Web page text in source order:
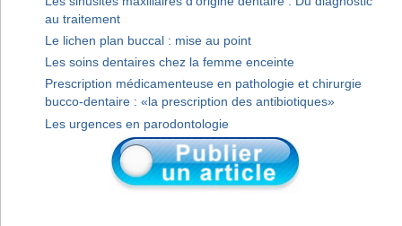
au traitement
Le lichen plan buccal : mise au point
Les soins dentaires chez la femme enceinte
Prescription médicamenteuse en pathologie et chirurgie
bucco-dentaire : «la prescription des antibiotiques»
Les urgences en parodontologie